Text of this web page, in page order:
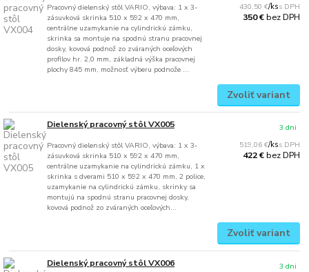
Pracovný dielenský stôl VARIO, výbava: 1 x 3-
zásuvková skrinka 510 x 592 x 470 mm,
centrálne uzamykanie na cylindrickú zámku,
skrinka sa montuje na spodnú stranu pracovnej
dosky, kovová podnož zo zváraných oceľových
profilov hr. 2,0 mm, základná výška pracovnej
plochy 845 mm, možnosť výberu podnože ...
430,50 €/ks
350 €bez DPH
Zvoliť variant
Dielenský pracovný stôl VX005
Pracovný dielenský stôl VARIO, výbava: 1 x 3-
zásuvková skrinka 510 x 592 x 470 mm,
centrálne uzamykanie na cylindrickú zámku, 1 x
skrinka s dverami 510 x 592 x 470 mm, 2 police,
uzamykanie na cylindrickú zámku, skrinky sa
montujú na spodnú stranu pracovnej dosky,
kovová podnož zo zváraných oceľových...
519,06 €/ks
422 €bez DPH
3 dni
Zvoliť variant
Dielenský pracovný stôl VX006 3 dni